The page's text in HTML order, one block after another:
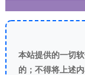
本站提供的一切
的；不得将上述